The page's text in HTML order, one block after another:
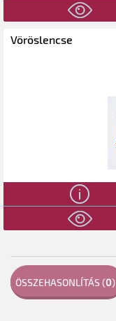
Vöröslencse
ÖSSZEHASONLÍTÁS (0)